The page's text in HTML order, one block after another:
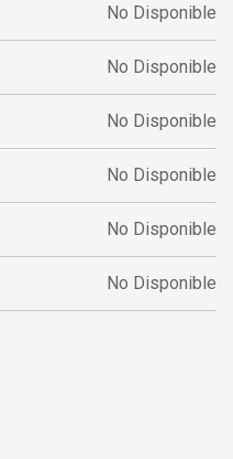
No Disponible
No Disponible
No Disponible
No Disponible
No Disponible
No Disponible